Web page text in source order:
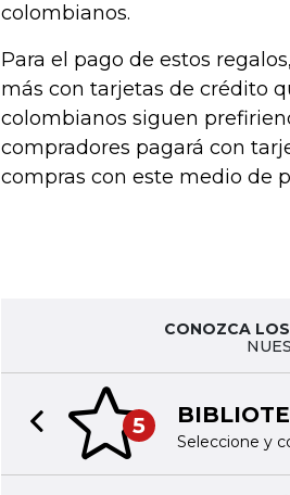
colombianos.
Para el pago de estos
más con tarjetas de crédito
colombianos siguen
compradores pagará con
compras con este medio de
CONOZCA
5
Seleccione y
Previous slide